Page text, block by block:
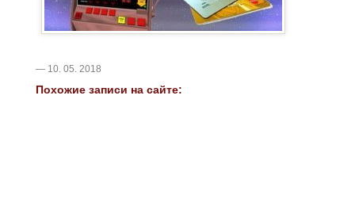
— 10. 05. 2018
Похожие записи на сайте: